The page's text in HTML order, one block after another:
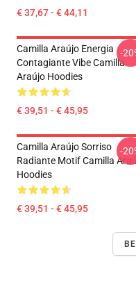
€ 37,67 - € 44,11
Camilla Araújo Energia
Contagiante Vibe Camilla
Araújo Hoodies
€ 39,51 - € 45,95
-
Camilla Araújo Sorriso
Radiante Motif Camilla
Hoodies
€ 39,51 - € 45,95
-